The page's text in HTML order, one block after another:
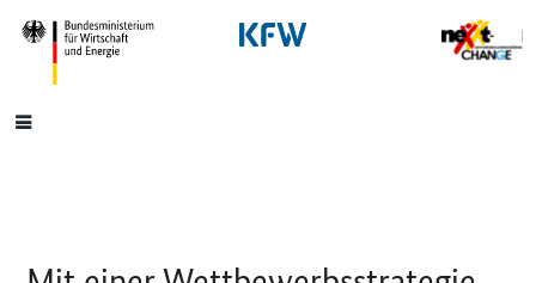
SrOnlyNavigation
Hauptmenü